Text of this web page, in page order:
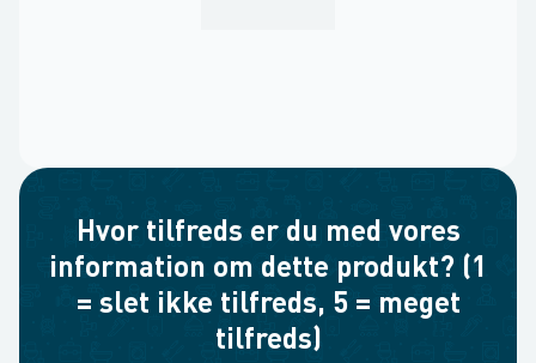
Hvor tilfreds er du med vores
information om dette produkt? (1
= slet ikke tilfreds, 5 = meget
tilfreds)